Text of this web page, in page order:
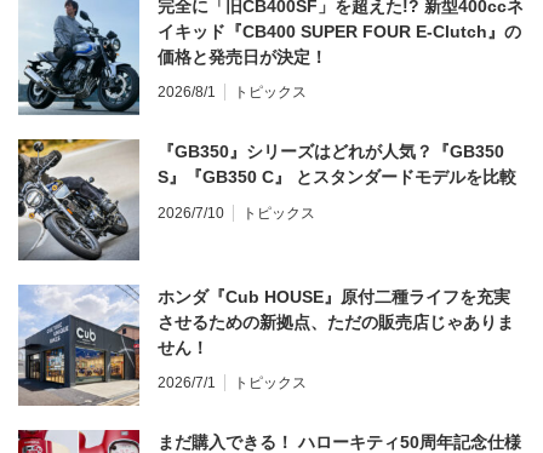
完全に「旧CB400SF」を超えた!? 新型400ccネ
イキッド『CB400 SUPER FOUR E-Clutch』の
価格と発売日が決定！
2026/8/1 トピックス
『GB350』シリーズはどれが人気？『GB350
S』『GB350 C』 とスタンダードモデルを比較
2026/7/10 トピックス
ホンダ『Cub HOUSE』原付二種ライフを充実
させるための新拠点、ただの販売店じゃありま
せん！
2026/7/1 トピックス
まだ購入できる！ ハローキティ50周年記念仕様